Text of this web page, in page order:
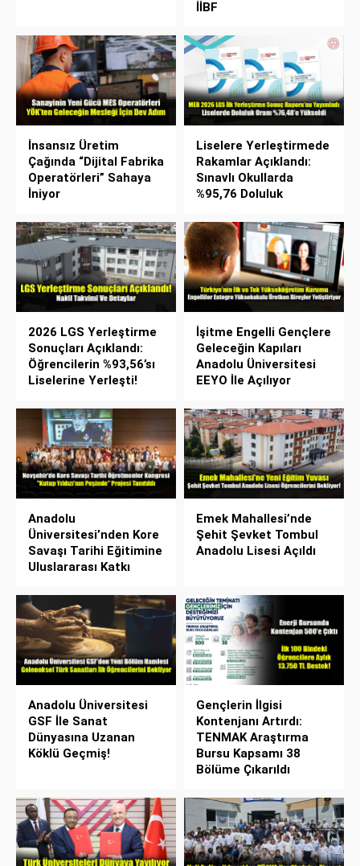
İİBF
İnsansız Üretim
Çağında “Dijital Fabrika
Operatörleri” Sahaya
İniyor
Liselere Yerleştirmede
Rakamlar Açıklandı:
Sınavlı Okullarda
%95,76 Doluluk
2026 LGS Yerleştirme
Sonuçları Açıklandı:
Öğrencilerin %93,56’sı
Liselerine Yerleşti!
İşitme Engelli Gençlere
Geleceğin Kapıları
Anadolu Üniversitesi
EEYO İle Açılıyor
Anadolu
Üniversitesi’nden Kore
Savaşı Tarihi Eğitimine
Uluslararası Katkı
Emek Mahallesi’nde
Şehit Şevket Tombul
Anadolu Lisesi Açıldı
Anadolu Üniversitesi
GSF İle Sanat
Dünyasına Uzanan
Köklü Geçmiş!
Gençlerin İlgisi
Kontenjanı Artırdı:
TENMAK Araştırma
Bursu Kapsamı 38
Bölüme Çıkarıldı